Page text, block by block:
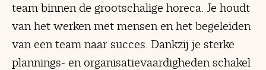
team binnen de grootschalige horeca. Je houdt
van het werken met mensen en het begeleiden
van een team naar succes. Dankzij je sterke
plannings- en organisatievaardigheden schakel